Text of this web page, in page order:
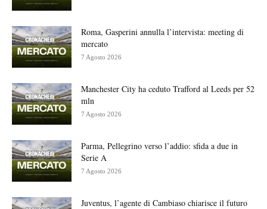
Roma, Gasperini annulla l’intervista: meeting di
mercato
7 Agosto 2026
Manchester City ha ceduto Trafford al Leeds per 52
mln
7 Agosto 2026
Parma, Pellegrino verso l’addio: sfida a due in
Serie A
7 Agosto 2026
Juventus, l’agente di Cambiaso chiarisce il futuro